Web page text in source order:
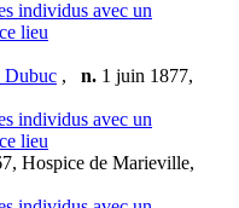
Dubuc , n. 1 juin 1877,
Hospice de Marieville,